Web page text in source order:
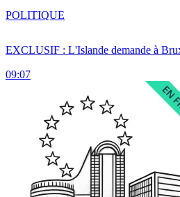
EXCLUSIF : L'Islande demande à
09:07
POLITIQUE